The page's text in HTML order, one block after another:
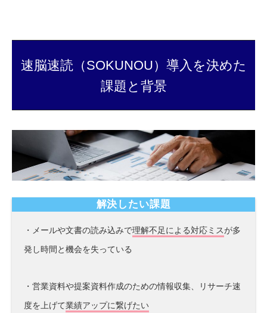
速脳速読（SOKUNOU）導入を決めた
課題と背景
解決したい課題
・メールや文書の読み込みで理解不足による対応ミスが多
発し時間と機会を失っている
・営業資料や提案資料作成のための情報収集、リサーチ速
度を上げて業績アップに繋げたい